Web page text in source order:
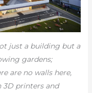
just a building but a
gardens;
are no walls here,
3D printers and